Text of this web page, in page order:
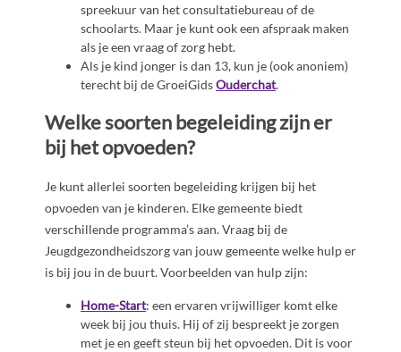
spreekuur van het consultatiebureau of de
schoolarts. Maar je kunt ook een afspraak maken
als je een vraag of zorg hebt.
Als je kind jonger is dan 13, kun je (ook anoniem)
terecht bij de GroeiGidsOuderchat.
Welke soorten begeleiding zijn er
bij het opvoeden?
Je kunt allerlei soorten begeleiding krijgen bij het
opvoeden van je kinderen. Elke gemeente biedt
verschillende programma’s aan. Vraag bij de
Jeugdgezondheidszorg van jouw gemeente welke hulp er
is bij jou in de buurt. Voorbeelden van hulp zijn:
Home-Start: een ervaren vrijwilliger komt elke
week bij jou thuis. Hij of zij bespreekt je zorgen
met je en geeft steun bij het opvoeden. Dit is voor